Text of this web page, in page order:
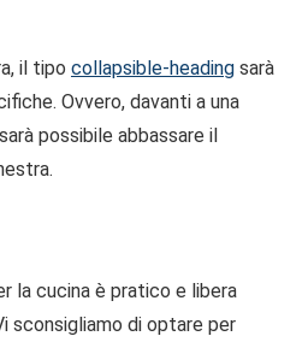
il tipo collapsible-heading sarà
Ovvero, davanti a una
possibile abbassare il
la cucina è pratico e libera
sconsigliamo di optare per